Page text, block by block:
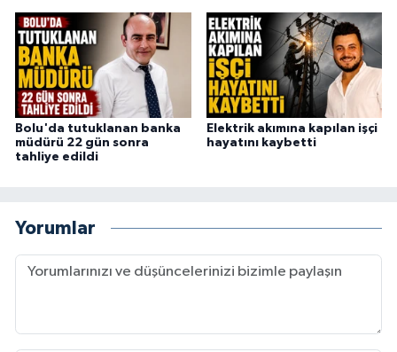
Bolu'da tutuklanan banka
müdürü 22 gün sonra
tahliye edildi
Elektrik akımına kapılan işçi
hayatını kaybetti
Yorumlar